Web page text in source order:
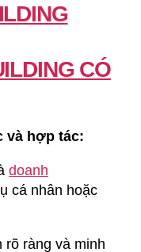
CÓ
và hợp tác:
doanh
cá nhân hoặc
rõ ràng và minh